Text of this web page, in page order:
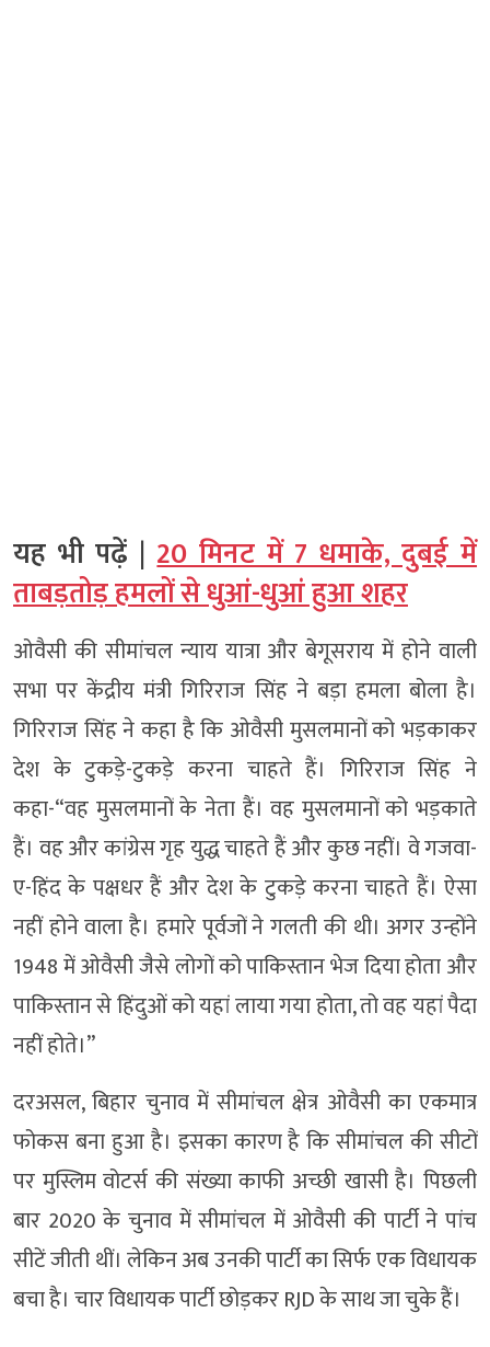
यह भी पढ़ें |20 मिनट में 7 धमाके, दुबई में
ताबड़तोड़ हमलों से धुआं-धुआं हुआ शहर
ओवैसी की सीमांचल न्याय यात्रा और बेगूसराय में होने वाली
सभा पर केंद्रीय मंत्री गिरिराज सिंह ने बड़ा हमला बोला है।
गिरिराज सिंह ने कहा है कि ओवैसी मुसलमानों को भड़काकर
देश के टुकड़े-टुकड़े करना चाहते हैं। गिरिराज सिंह ने
कहा-“वह मुसलमानों के नेता हैं। वह मुसलमानों को भड़काते
हैं। वह और कांग्रेस गृह युद्ध चाहते हैं और कुछ नहीं। वे गजवा-
ए-हिंद के पक्षधर हैं और देश के टुकड़े करना चाहते हैं। ऐसा
नहीं होने वाला है। हमारे पूर्वजों ने गलती की थी। अगर उन्होंने
1948 में ओवैसी जैसे लोगों को पाकिस्तान भेज दिया होता और
पाकिस्तान से हिंदुओं को यहां लाया गया होता, तो वह यहां पैदा
नहीं होते।”
दरअसल, बिहार चुनाव में सीमांचल क्षेत्र ओवैसी का एकमात्र
फोकस बना हुआ है। इसका कारण है कि सीमांचल की सीटों
पर मुस्लिम वोटर्स की संख्या काफी अच्छी खासी है। पिछली
बार 2020 के चुनाव में सीमांचल में ओवैसी की पार्टी ने पांच
सीटें जीती थीं। लेकिन अब उनकी पार्टी का सिर्फ एक विधायक
बचा है। चार विधायक पार्टी छोड़कर RJD के साथ जा चुके हैं।